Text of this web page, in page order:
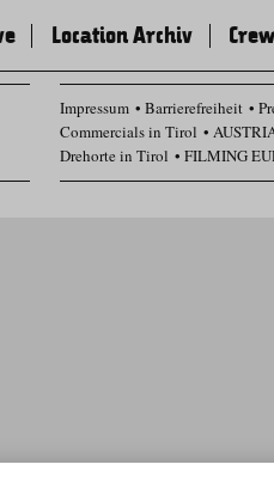
Location Archiv
Impressum Barrierefreiheit
Commercials in Tirol
Drehorte in Tirol
FILMING
Datenschutz Einstellungen